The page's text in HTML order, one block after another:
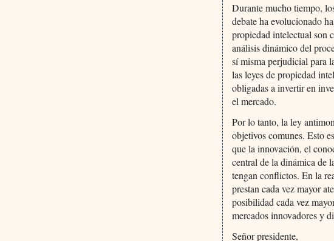
Durante mucho tiempo,
debate ha evolucionado
propiedad intelectual son
análisis dinámico del
sí misma perjudicial para
las leyes de propiedad
obligadas a invertir en
el mercado.
Por lo tanto, la ley
objetivos comunes. Esto
que la innovación, el
central de la dinámica de
tengan conflictos. En la
prestan cada vez mayor
posibilidad cada vez
mercados innovadores y
Señor presidente,